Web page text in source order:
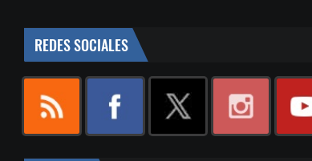
REDES SOCIALES